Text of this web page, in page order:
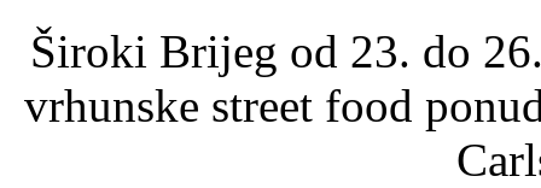
Široki Brijeg od 23. do
vrhunske street food